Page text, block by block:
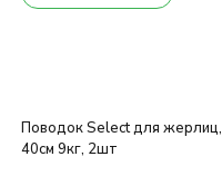
Поводок Select для жерлиц,
40см 9кг, 2шт